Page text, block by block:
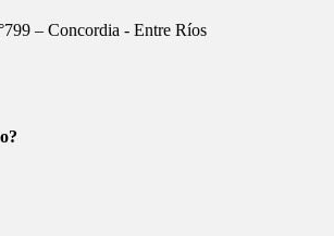
– Concordia - Entre Ríos